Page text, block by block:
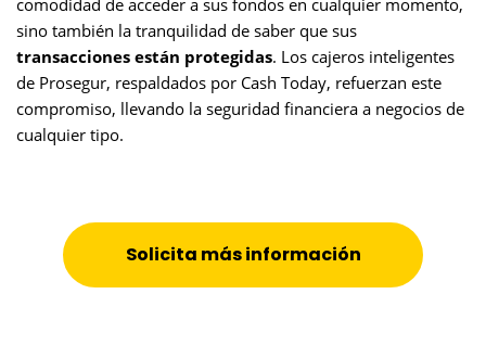
sino también la tranquilidad de saber que sus
transacciones están protegidas. Los cajeros inteligentes
de Prosegur, respaldados por Cash Today, refuerzan este
compromiso, llevando la seguridad financiera a negocios de
cualquier tipo.
Solicita más información